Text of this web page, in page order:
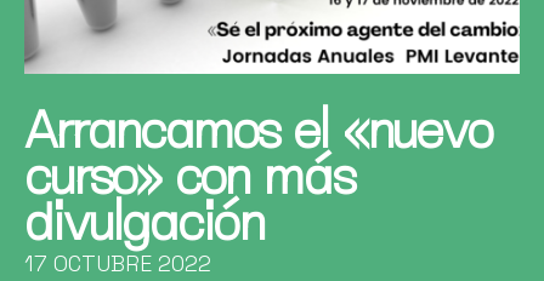
Arrancamos el «nuevo
curso» con más
divulgación
17 OCTUBRE 2022